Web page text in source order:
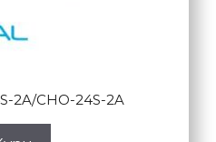
2A/CHO-24S-2A